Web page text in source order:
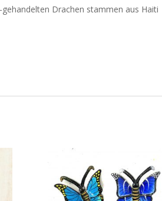
Drachen stammen aus Haiti